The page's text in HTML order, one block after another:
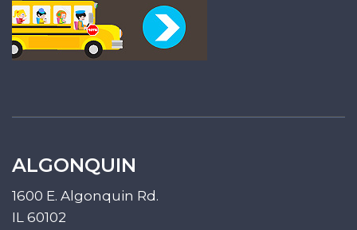
ALGONQUIN
1600 E. Algonquin Rd.
IL 60102